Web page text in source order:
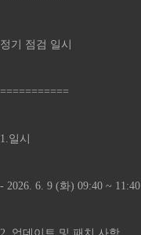
정기 점검 일시
===========
1.일시
- 2026. 6. 9 (화) 09:40 ~ 11:40